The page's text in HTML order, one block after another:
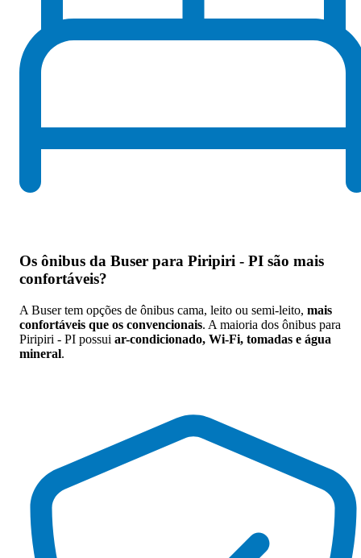
Os ônibus da Buser para Piripiri - PI são mais
confortáveis?
A Buser tem opções de ônibus cama, leito ou semi-leito, mais
confortáveis que os convencionais. A maioria dos ônibus para
Piripiri - PI possui ar-condicionado, Wi-Fi, tomadas e água
mineral.